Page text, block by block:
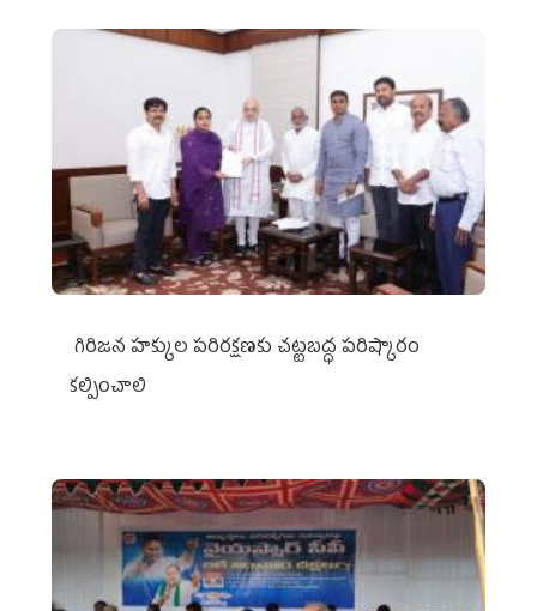
గిరిజన హక్కుల పరిరక్షణకు చట్టబద్ధ పరిష్కారం
కల్పించాలి